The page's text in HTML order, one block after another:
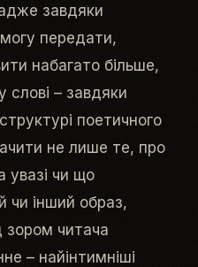
завдяки
передати,
набагато більше,
– завдяки
поетичного
не лише те, про
чи що
чи інший образ,
зором читача
– найінтимніші